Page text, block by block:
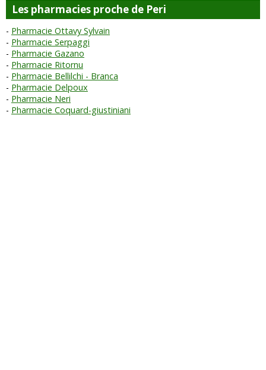
Les pharmacies proche de Peri
Pharmacie Ottavy Sylvain
Pharmacie Serpaggi
Pharmacie Gazano
Pharmacie Ritornu
Pharmacie Bellilchi - Branca
Pharmacie Delpoux
Pharmacie Neri
Pharmacie Coquard-giustiniani